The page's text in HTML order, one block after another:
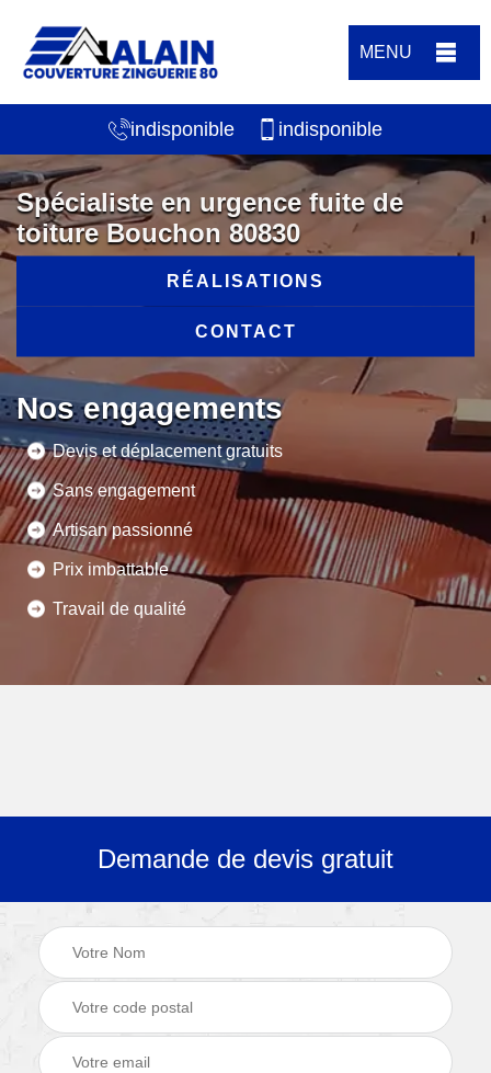
MENU
indisponible indisponible
Spécialiste en urgence fuite de
toiture Bouchon 80830
RÉALISATIONS
CONTACT
Nos engagements
Devis et déplacement gratuits
Sans engagement
Artisan passionné
Prix imbattable
Travail de qualité
Demande de devis gratuit